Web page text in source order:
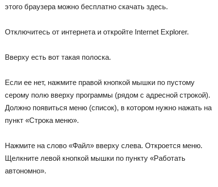
этого браузера можно бесплатно скачать здесь.
Отключитесь от интернета и откройте Internet Explorer.
Вверху есть вот такая полоска.
Если ее нет, нажмите правой кнопкой мышки по пустому
серому полю вверху программы (рядом с адресной строкой).
Должно появиться меню (список), в котором нужно нажать на
пункт «Строка меню».
Нажмите на слово «Файл» вверху слева. Откроется меню.
Щелкните левой кнопкой мышки по пункту «Работать
автономно».